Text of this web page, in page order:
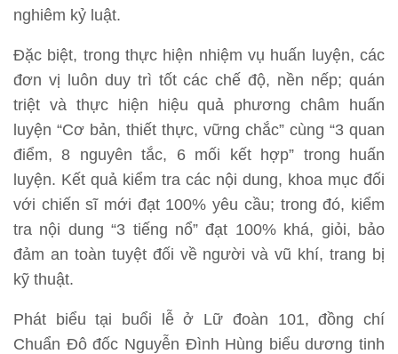
nghiêm kỷ luật.
Đặc biệt, trong thực hiện nhiệm vụ huấn luyện, các
đơn vị luôn duy trì tốt các chế độ, nền nếp; quán
triệt và thực hiện hiệu quả phương châm huấn
luyện “Cơ bản, thiết thực, vững chắc” cùng “3 quan
điểm, 8 nguyên tắc, 6 mối kết hợp” trong huấn
luyện. Kết quả kiểm tra các nội dung, khoa mục đối
với chiến sĩ mới đạt 100% yêu cầu; trong đó, kiểm
tra nội dung “3 tiếng nổ” đạt 100% khá, giỏi, bảo
đảm an toàn tuyệt đối về người và vũ khí, trang bị
kỹ thuật.
Phát biểu tại buổi lễ ở Lữ đoàn 101, đồng chí
Chuẩn Đô đốc Nguyễn Đình Hùng biểu dương tinh